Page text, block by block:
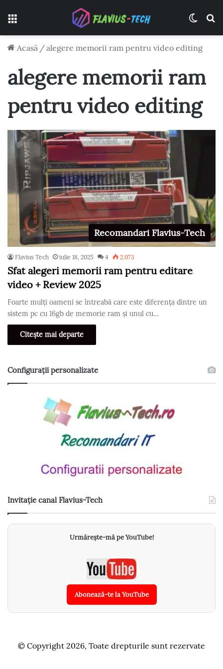
Acasă /alegere memorii ram pentru video editing
alegere memorii ram
pentru video editing
Recomandari Flavius-Tech
Flavius Tech iulie 18, 2025 4 2.073
Sfat alegeri memorii ram pentru editare
video + Review 2025
Foarte mulți oameni se întreabă care este diferența dintre un
sistem pc cu 16gb de memorie ram și unul cu…
Citește mai departe
Configurații personalizate
Invitație canal Flavius-Tech
Urmărește-mă pe YouTube!
Abonează-te la YouTube
© Copyright 2026, Toate drepturile sunt rezervate